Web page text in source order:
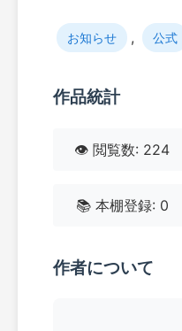
お知らせ , 公式
作品統計
👁️ 閲覧数: 224
📚 本棚登録: 0
作者について